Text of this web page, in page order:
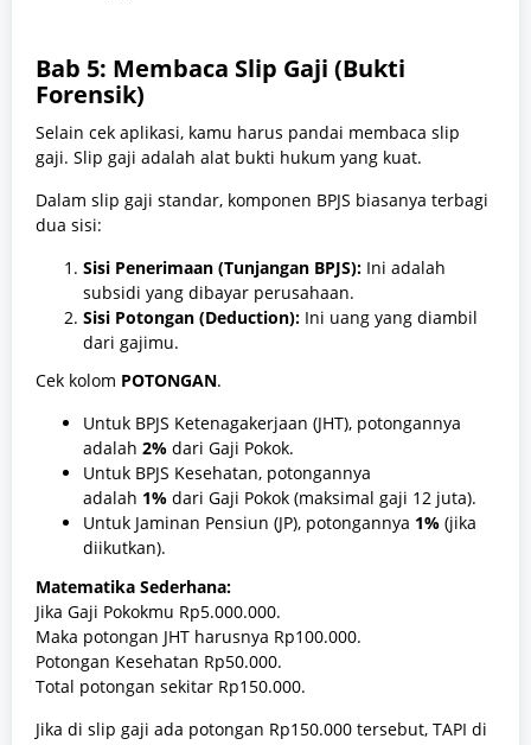
Bab 5: Membaca Slip Gaji (Bukti
Forensik)
Selain cek aplikasi, kamu harus pandai membaca slip
gaji. Slip gaji adalah alat bukti hukum yang kuat.
Dalam slip gaji standar, komponen BPJS biasanya terbagi
dua sisi:
Sisi Penerimaan (Tunjangan BPJS): Ini adalah
subsidi yang dibayar perusahaan.
Sisi Potongan (Deduction): Ini uang yang diambil
dari gajimu.
Cek kolom POTONGAN.
Untuk BPJS Ketenagakerjaan (JHT), potongannya
adalah 2% dari Gaji Pokok.
Untuk BPJS Kesehatan, potongannya
adalah 1% dari Gaji Pokok (maksimal gaji 12 juta).
Untuk Jaminan Pensiun (JP), potongannya 1% (jika
diikutkan).
Matematika Sederhana:
Jika Gaji Pokokmu Rp5.000.000.
Maka potongan JHT harusnya Rp100.000.
Potongan Kesehatan Rp50.000.
Total potongan sekitar Rp150.000.
Jika di slip gaji ada potongan Rp150.000 tersebut, TAPI di